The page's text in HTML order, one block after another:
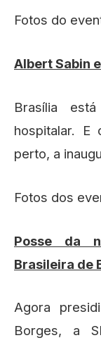
Fotos do
Albert Sabin
Brasília
hospitalar. E
perto, a
Fotos dos
Posse da
Brasileira de
Agora
Borges, a